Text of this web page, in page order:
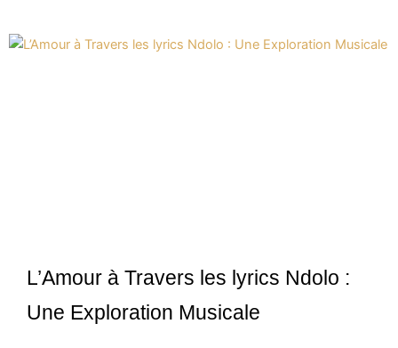
L’Amour à Travers les lyrics Ndolo :
Une Exploration Musicale